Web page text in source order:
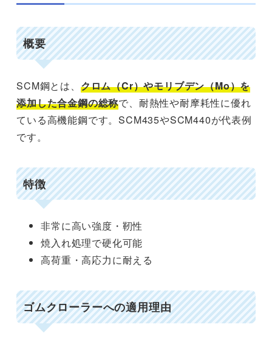
概要
SCM鋼とは、 クロム（Cr）やモリブデン（Mo）を
添加した合金鋼の総称で、耐熱性や耐摩耗性に優れ
ている高機能鋼です。SCM435やSCM440が代表例
です。
特徴
非常に高い強度・靭性
焼入れ処理で硬化可能
高荷重・高応力に耐える
ゴムクローラーへの適用理由